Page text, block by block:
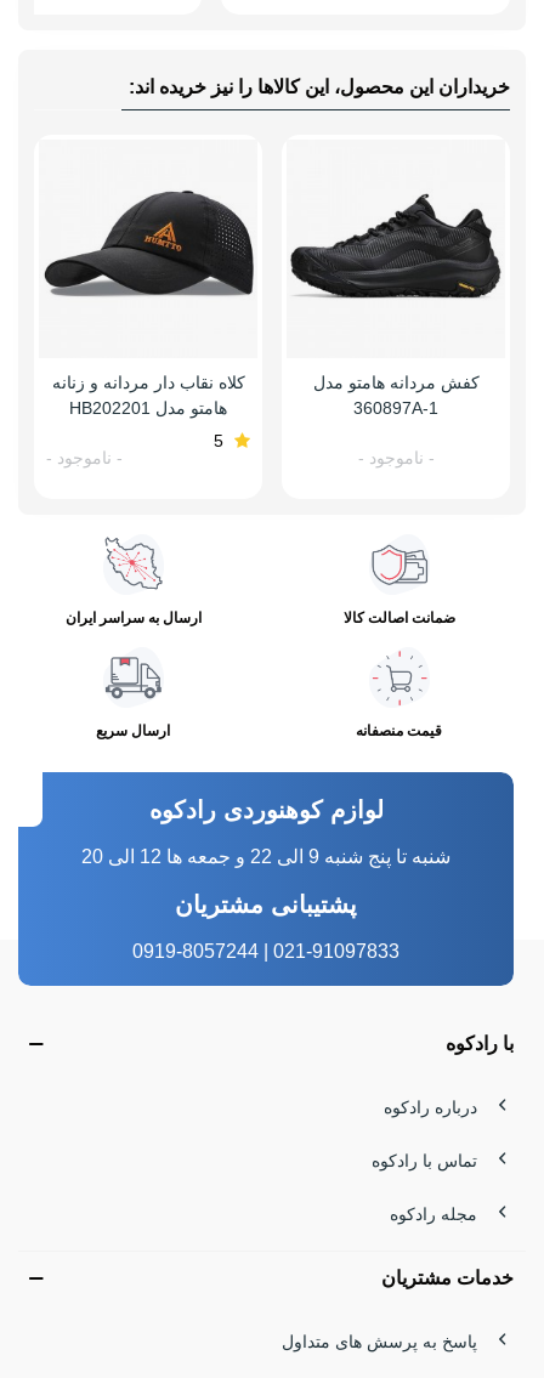
خریداران این محصول، این کالاها را نیز خریده اند:
کفش مردانه هامتو مدل
360897A-1
- ناموجود -
کلاه نقاب دار مردانه و زنانه
هامتو مدل HB202201
5
- ناموجود -
ضمانت اصالت کالا ارسال به سراسر ایران
قیمت منصفانه ارسال سریع
لوازم کوهنوردی رادکوه
شنبه تا پنج شنبه 9 الی 22 و جمعه ها 12 الی 20
پشتیبانی مشتریان
021-91097833 | 0919-8057244
با رادکوه
درباره رادکوه
تماس با رادکوه
مجله رادکوه
خدمات مشتریان
پاسخ به پرسش های متداول